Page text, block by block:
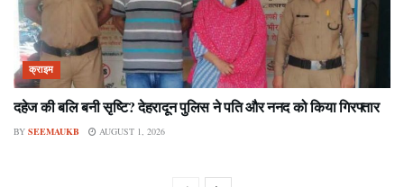
क्राइम
दहेज की बलि बनी सृष्टि? देहरादून पुलिस ने पति और ननद को किया गिरफ्तार
BY SEEMAUKB AUGUST 1, 2026